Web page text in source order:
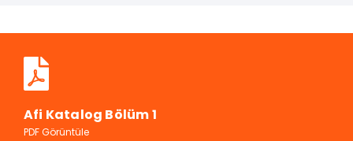
Afi Katalog Bölüm 1
PDF Görüntüle